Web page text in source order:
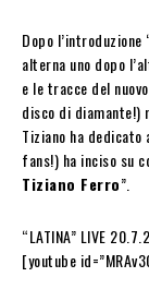
Dopo l’introduzione
alterna uno dopo
e le tracce del
disco di diamante!)
Tiziano ha
fans!) ha inciso su
Tiziano Ferro”.
“LATINA” LIVE
[youtube